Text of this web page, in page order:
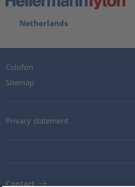
Netherlands
Colofon
Sitemap
Privacy statement
Contact